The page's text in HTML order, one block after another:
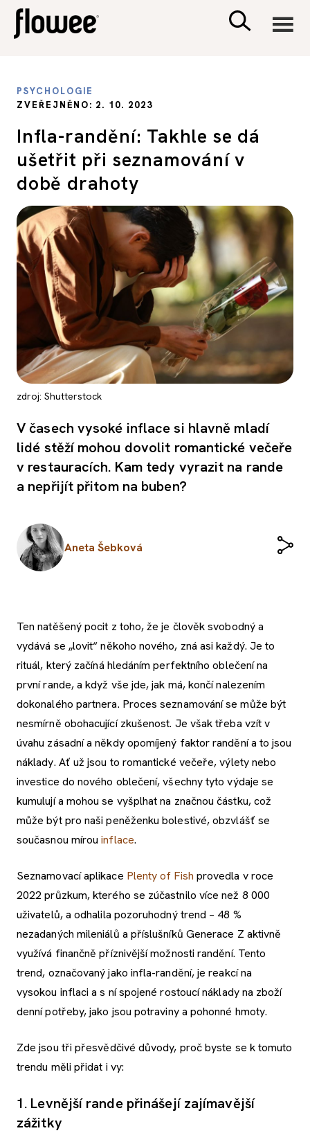
PSYCHOLOGIE
SEX A VZTAHY
PORADNA
PSYCHOLOGIE
ZVEŘEJNĚNO: 2. 10. 2023
Infla-randění: Takhle se dá
ušetřit při seznamování v
době drahoty
zdroj: Shutterstock
V časech vysoké inflace si hlavně mladí
lidé stěží mohou dovolit romantické večeře
v restauracích. Kam tedy vyrazit na rande
a nepřijít přitom na buben?
Aneta Šebková
Ten natěšený pocit z toho, že je člověk svobodný a
vydává se „lovit“ někoho nového, zná asi každý. Je to
rituál, který začíná hledáním perfektního oblečení na
první rande, a když vše jde, jak má, končí nalezením
dokonalého partnera. Proces seznamování se může být
nesmírně obohacující zkušenost. Je však třeba vzít v
úvahu zásadní a někdy opomíjený faktor randění a to jsou
náklady. Ať už jsou to romantické večeře, výlety nebo
investice do nového oblečení, všechny tyto výdaje se
kumulují a mohou se vyšplhat na značnou částku, což
může být pro naši peněženku bolestivé, obzvlášť se
současnou mírouinflace.
Seznamovací aplikace Plenty of Fish provedla v roce
2022 průzkum, kterého se zúčastnilo více než 8 000
uživatelů, a odhalila pozoruhodný trend – 48 %
nezadaných mileniálů a příslušníků Generace Z aktivně
využívá finančně příznivější možnosti randění. Tento
trend, označovaný jako infla-randění, je reakcí na
vysokou inflaci a s ní spojené rostoucí náklady na zboží
denní potřeby, jako jsou potraviny a pohonné hmoty.
Zde jsou tři přesvědčivé důvody, proč byste se k tomuto
trendu měli přidat i vy:
1. Levnější rande přinášejí zajímavější
zážitky